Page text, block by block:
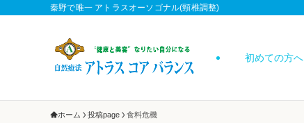
秦野で唯一 アトラスオーソゴナル(頸椎調整)
初めての方へ
ホーム 投稿page 食料危機